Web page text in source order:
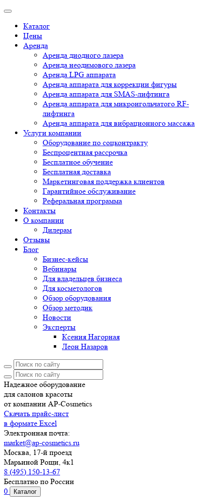
Каталог
Цены
Аренда
Аренда диодного лазера
Аренда неодимового лазера
Аренда LPG аппарата
Аренда аппарата для коррекции фигуры
Аренда аппарата для SMAS-лифтинга
Аренда аппарата для микроигольчатого RF-
лифтинга
Аренда аппарата для вибрационного массажа
Услуги компании
Оборудование по соцконтракту
Беспроцентная рассрочка
Бесплатное обучение
Бесплатная доставка
Маркетинговая поддержка клиентов
Гарантийное обслуживание
Реферальная программа
Контакты
О компании
Дилерам
Отзывы
Блог
Бизнес-кейсы
Вебинары
Для владельцев бизнеса
Для косметологов
Обзор оборудования
Обзор методик
Новости
Эксперты
Ксения Нагорная
Леон Назаров
Надежное оборудование
для салонов красоты
от компании AP-Cosmetics
Скачать прайс-лист
в формате Excel
Электронная почта:
market@ap-cosmetics.ru
Москва, 17-й проезд
Марьиной Рощи, 4к1
8 (495) 150-13-67
Бесплатно по России
0
Каталог